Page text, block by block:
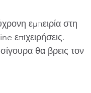
εμπειρία στη
επιχειρήσεις.
θα βρεις τον